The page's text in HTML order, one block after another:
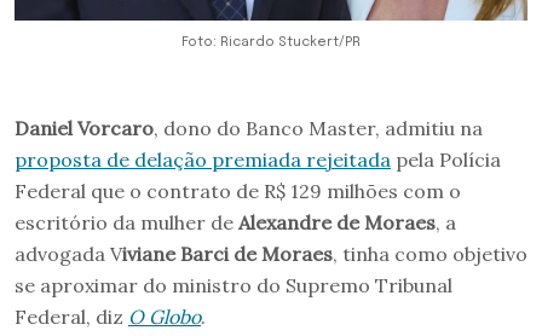
Foto: Ricardo Stuckert/PR
Daniel Vorcaro, dono do Banco Master, admitiu na
proposta de delação premiada rejeitada pela Polícia
Federal que o contrato de R$ 129 milhões com o
escritório da mulher de Alexandre de Moraes, a
advogada Viviane Barci de Moraes, tinha como objetivo
se aproximar do ministro do Supremo Tribunal
Federal, diz O Globo.